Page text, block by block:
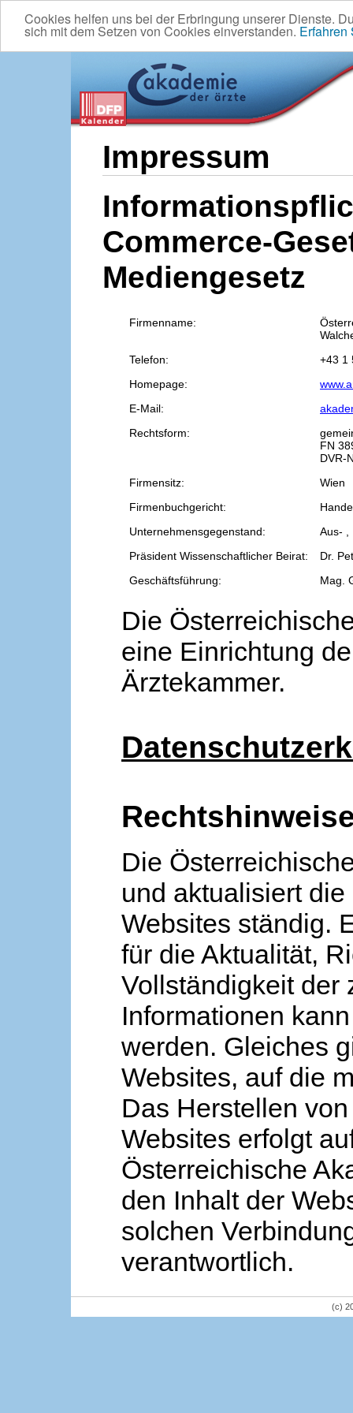
Cookies helfen uns bei der Erbringung unserer Dienste.
sich mit dem Setzen von Cookies einverstanden. Erfahren
Impressum
Commerce-
Mediengesetz
Firmenname:
Telefon:
+43 1
Homepage:
E-Mail:
Rechtsform:
FN
DVR-
Firmensitz:
Wien
Firmenbuchgericht:
Unternehmensgegenstand:
Aus- ,
Präsident Wissenschaftlicher Beirat:
Dr.
Geschäftsführung:
Mag.
Die
eine Einrichtung
Ärztekammer.
Die
und aktualisiert
Websites ständig.
für die Aktualität,
Vollständigkeit der
Informationen
werden. Gleiches
Websites, auf die
Das Herstellen
Websites erfolgt
Österreichische
den Inhalt der
solchen
verantwortlich.
(c)